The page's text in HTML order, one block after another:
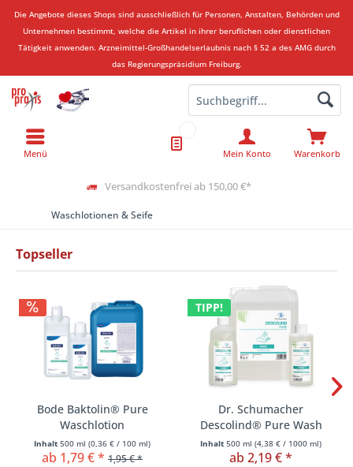
Die Angebote dieses Shops sind ausschließlich für Personen, Anstalten, Behörden und
Unternehmen bestimmt, welche die Artikel in ihrer beruflichen oder dienstlichen
Tätigkeit anwenden. Arzneimittel-Großhandelserlaubnis nach § 52 a des AMG durch
das Regierungspräsidium Freiburg.
Versandkostenfrei ab 150,00 €*
Warenkorb
Mein Konto
Menü
Waschlotionen & Seife
Topseller
Bode Baktolin® Pure
Waschlotion
Inhalt 500 ml (0,36 € / 100 ml)
ab 1,79 € * 1,95 € *
TIPP!
Dr. Schumacher
Descolind® Pure Wash
Waschlotion
Inhalt 500 ml (4,38 € / 1000 ml)
ab 2,19 € *